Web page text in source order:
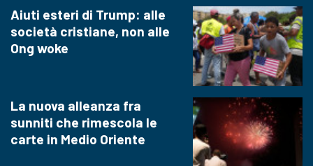
Aiuti esteri di Trump: alle
società cristiane, non alle
Ong woke
La nuova alleanza fra
sunniti che rimescola le
carte in Medio Oriente